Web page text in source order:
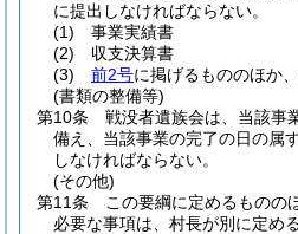
に提出しなければならない。
(1)
事業実績書
(2)
収支決算書
(3)
前2号に掲げるもののほか
(書類の整備等)
第10条
戦没者遺族会は、当該事
備え、当該事業の完了の日の属
しなければならない。
(その他)
第11条
この要綱に定めるものの
必要な事項は、村長が別に定める